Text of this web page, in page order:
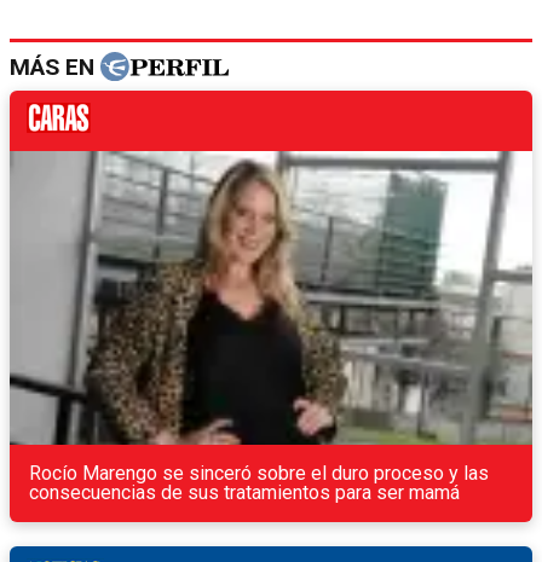
MÁS EN
Rocío Marengo se sinceró sobre el duro proceso y las
consecuencias de sus tratamientos para ser mamá